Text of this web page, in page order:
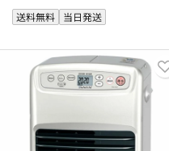
送料無料 当日発送